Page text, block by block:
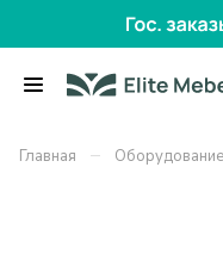
Главная –